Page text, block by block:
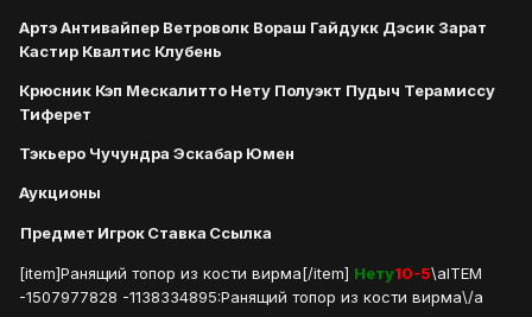
Артэ Антивайпер Ветроволк Вораш Гайдукк Дэсик Зарат
Кастир Квалтис Клубень
Крюсник Кэп Мескалитто Нету Полуэкт Пудыч Терамиссу
Тиферет
Тэкьеро Чучундра Эскабар Юмен
Аукционы
Предмет ИгрокСтавка Ссылка
[item]Ранящий топор из кости вирма[/item] Нету10-5\aITEM
-1507977828 -1138334895:Ранящий топор из кости вирма\/a